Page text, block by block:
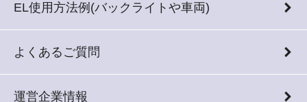
EL使用方法例(バックライトや車両)
よくあるご質問
運営企業情報